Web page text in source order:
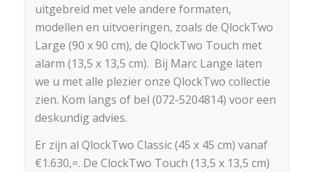
uitgebreid met vele andere formaten,
modellen en uitvoeringen, zoals de QlockTwo
Large (90 x 90 cm), de QlockTwo Touch met
alarm (13,5 x 13,5 cm). Bij Marc Lange laten
we u met alle plezier onze QlockTwo collectie
zien. Kom langs of bel (072-5204814) voor een
deskundig advies.
Er zijn al QlockTwo Classic (45 x 45 cm) vanaf
€1.630,=. De ClockTwo Touch (13,5 x 13,5 cm)